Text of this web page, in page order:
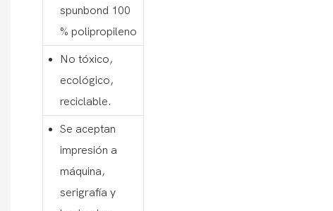
spunbond 100
% polipropileno
No tóxico,
ecológico,
reciclable.
Se aceptan
impresión a
máquina,
serigrafía y